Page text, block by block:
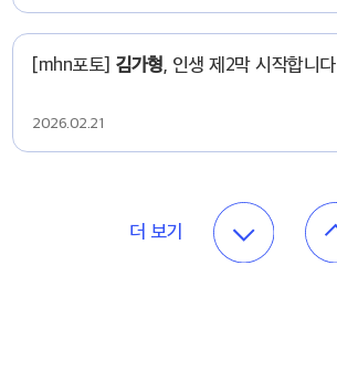
[mhn포토] 김가형 , 인생 제2막 시작합니다
2026.02.21
더 보기